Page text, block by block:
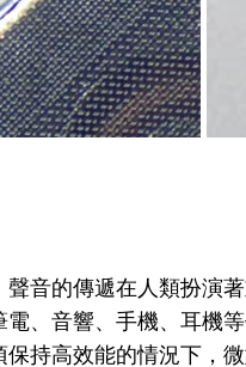
音的傳遞在人類扮演
、音響、手機、耳機
持高效能的情況下，